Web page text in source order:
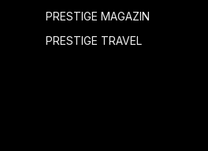
PRESTIGE MAGAZIN
PRESTIGE TRAVEL